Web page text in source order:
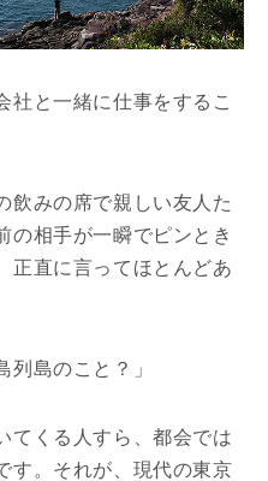
社と一緒に仕事をするこ
飲みの席で親しい友人た
の相手が一瞬でピンとき
正直に言ってほとんどあ
列島のこと？」
てくる人すら、都会では
す。それが、現代の東京